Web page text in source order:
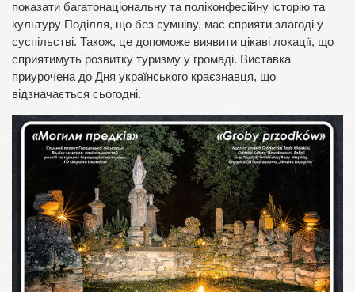
показати багатонаціональну та поліконфесійну історію та
культуру Поділля, що без сумніву, має сприяти злагоді у
суспільстві. Також, це допоможе виявити цікаві локації, що
сприятимуть розвитку туризму у громаді. Виставка
приурочена до Дня українського краєзнавця, що
відзначається сьогодні.